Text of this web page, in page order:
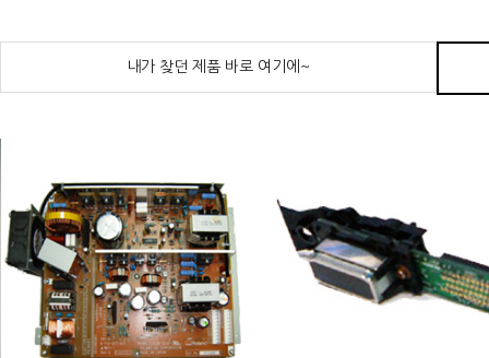
내가 찾던 제품 바로 여기에~